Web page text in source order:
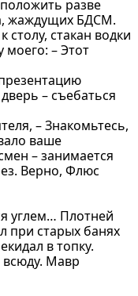
разве
жаждущих БДСМ.
стакан водки
моего: – Этот
– съебаться
– Знакомьтесь,
ваше
– занимается
Верно, Флюс
углем… Плотней
при старых банях
в топку.
всюду. Мавр